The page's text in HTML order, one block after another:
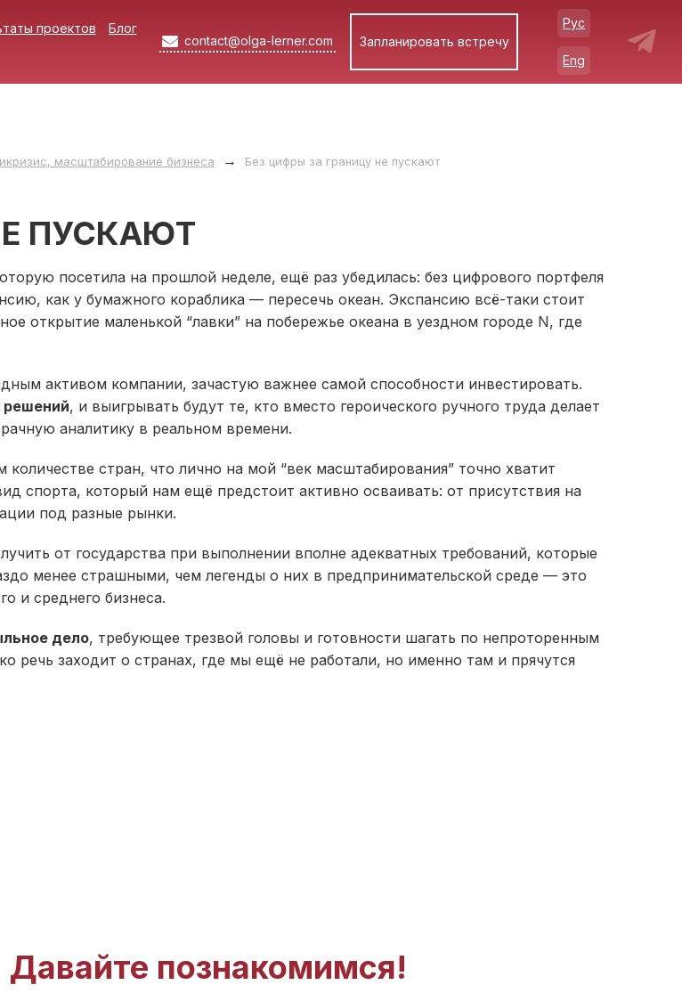
проектов
Блог
contact@olga-lerner.com Запланировать встречу
Рус
Eng
масштабирование бизнеса → Без цифры за границу не пускают
ПУСКАЮТ
посетила на прошлой неделе, ещё раз убедилась: без цифрового портфеля
как у бумажного кораблика — пересечь океан. Экспансию всё-таки стоит
открытие маленькой “лавки” на побережье океана в уездном городе N, где
активом компании, зачастую важнее самой способности инвестировать.
решений, и выигрывать будут те, кто вместо героического ручного труда делает
аналитику в реальном времени.​
стран, что лично на мой “век масштабирования” точно хватит
спорта, который нам ещё предстоит активно осваивать: от присутствия на
под разные рынки.
от государства при выполнении вполне адекватных требований, которые
менее страшными, чем легенды о них в предпринимательской среде — это
и среднего бизнеса.
дело, требующее трезвой головы и готовности шагать по непроторенным
речь заходит о странах, где мы ещё не работали, но именно там и прячутся
Давайте познакомимся!